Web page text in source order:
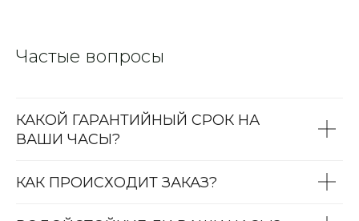
Частые вопросы
КАКОЙ ГАРАНТИЙНЫЙ СРОК НА
ВАШИ ЧАСЫ?
КАК ПРОИСХОДИТ ЗАКАЗ?